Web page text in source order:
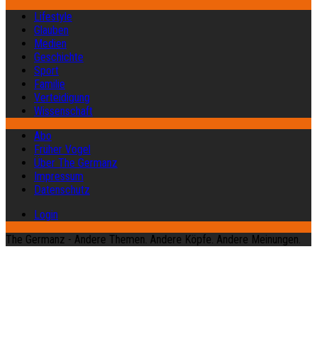
Lifestyle
Glauben
Medien
Geschichte
Sport
Familie
Verteidigung
Wissenschaft
Abo
Früher Vogel
Über The Germanz
Impressum
Datenschutz
Login
The Germanz - Andere Themen. Andere Köpfe. Andere Meinungen.